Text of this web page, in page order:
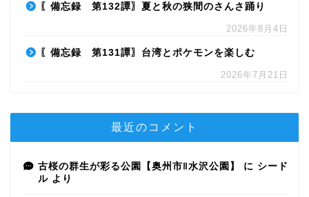
〖備忘録 第132譚〗夏と秋の狭間のさんさ踊り
2026年8月4日
〖備忘録 第131譚〗台湾とポケモンを楽しむ
2026年7月21日
最近のコメント
古桜の群生が彩る公園【奥州市‖水沢公園】 に シード
ル より